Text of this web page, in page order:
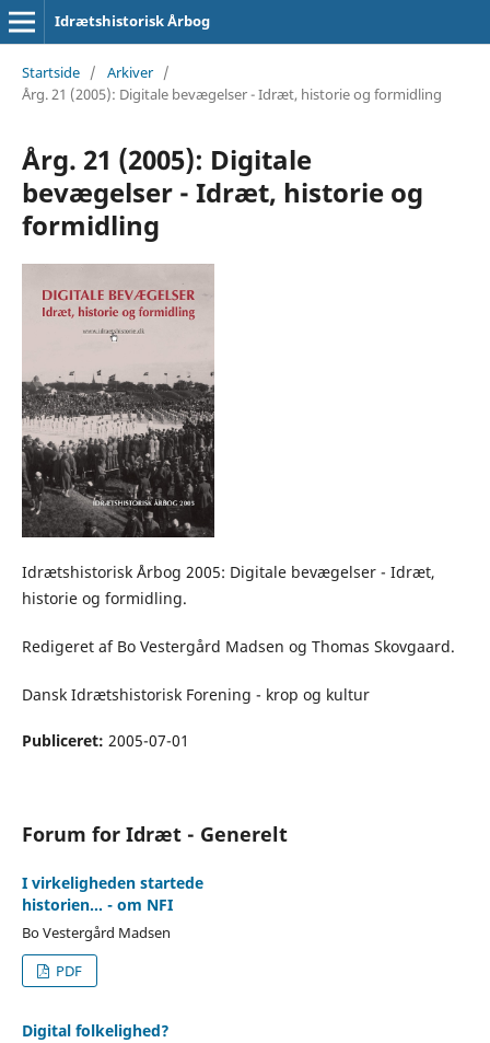
Idrætshistorisk Årbog
Startside / Arkiver /
Årg. 21 (2005): Digitale bevægelser - Idræt, historie og formidling
Årg. 21 (2005): Digitale
bevægelser - Idræt, historie og
formidling
Idrætshistorisk Årbog 2005: Digitale bevægelser - Idræt,
historie og formidling.
Redigeret af Bo Vestergård Madsen og Thomas Skovgaard.
Dansk Idrætshistorisk Forening - krop og kultur
Publiceret: 2005-07-01
Forum for Idræt - Generelt
I virkeligheden startede
historien… - om NFI
Bo Vestergård Madsen
PDF
Digital folkelighed?